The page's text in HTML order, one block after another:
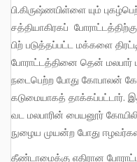
பி.கிருஷ்ணபிள்ளை யும்
சத்தியாகிரகப்
பிற் படுத்தப்பட்ட மக்களை
போராட்டத்தினை தென் மலபார்
நடைபெற்ற போது கோபாலன்
கடுமையாகத் தாக்கப்பட்டார்.
வட மலபாரின் பையனூர்
நுழைய முயன்ற போது
தீண்டாமைக்கு எதிரான போராட்டங்க ளோடு மலபார் பகுதியின் கம்யூனிஸ்ட்